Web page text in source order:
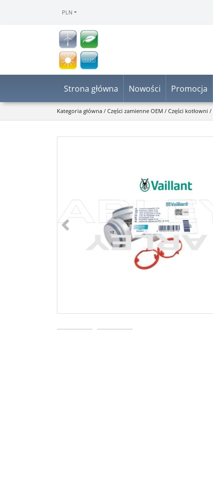
PLN
Strona główna Nowości Promocja
Kategoria główna / Części zamienne OEM / Części kotłowni /
<